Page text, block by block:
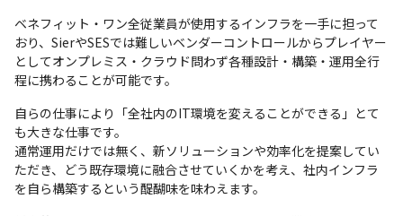
ベネフィット・ワン全従業員が使用するインフラを一手に担って
おり、SierやSESでは難しいベンダーコントロールからプレイヤー
としてオンプレミス・クラウド問わず各種設計・構築・運用全行
程に携わることが可能です。
自らの仕事により「全社内のIT環境を変えることができる」とて
も大きな仕事です。
通常運用だけでは無く、新ソリューションや効率化を提案してい
ただき、どう既存環境に融合させていくかを考え、社内インフラ
を自ら構築するという醍醐味を味わえます。